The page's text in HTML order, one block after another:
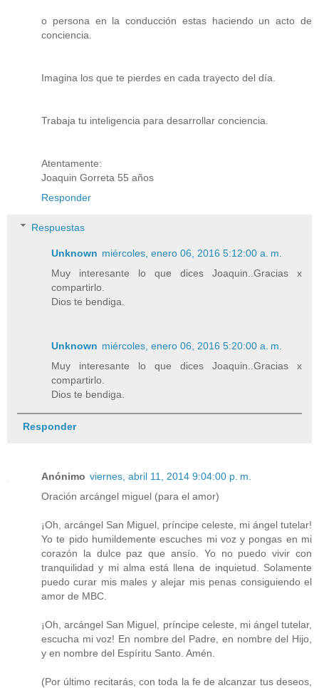
o persona en la conducción estas haciendo un acto de
conciencia.
Imagina los que te pierdes en cada trayecto del día.
Trabaja tu inteligencia para desarrollar conciencia.
Atentamente:
Joaquin Gorreta 55 años
Responder
Respuestas
Unknown miércoles, enero 06, 2016 5:12:00 a. m.
Muy interesante lo que dices Joaquin..Gracias x
compartirlo.
Dios te bendiga.
Unknown miércoles, enero 06, 2016 5:20:00 a. m.
Muy interesante lo que dices Joaquin..Gracias x
compartirlo.
Dios te bendiga.
Responder
Anónimo viernes, abril 11, 2014 9:04:00 p. m.
Oración arcángel miguel (para el amor)
¡Oh, arcángel San Miguel, príncipe celeste, mi ángel tutelar!
Yo te pido humildemente escuches mi voz y pongas en mi
corazón la dulce paz que ansío. Yo no puedo vivir con
tranquilidad y mi alma está llena de inquietud. Solamente
puedo curar mis males y alejar mis penas consiguiendo el
amor de MBC.
¡Oh, arcángel San Miguel, príncipe celeste, mi ángel tutelar,
escucha mi voz! En nombre del Padre, en nombre del Hijo,
y en nombre del Espíritu Santo. Amén.
(Por último recitarás, con toda la fe de alcanzar tus deseos,